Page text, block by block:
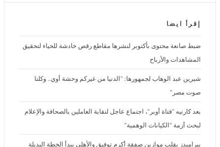
إقرأ ايضا
ضبط صانعة محتوى بأكتوبر لنشرها مقاطع رقص خادشة للحياء لتحقيق
المشاهدات والأرباح
شيرين عبد الوهاب لجمهورها: "الدنيا من غيركم وحشة أوي.. وكلنا صوت
بعد كارنيه "فتاة أوبر"، اجتماع عاجل لنقابة العاملين بالصحافة والإعلام
لبحث أزمة "الكيانات الوهمية"
بيراميدز يقلب موازين صفقة أكرم توفيق والأهلي يبدأ الخطة البديلة